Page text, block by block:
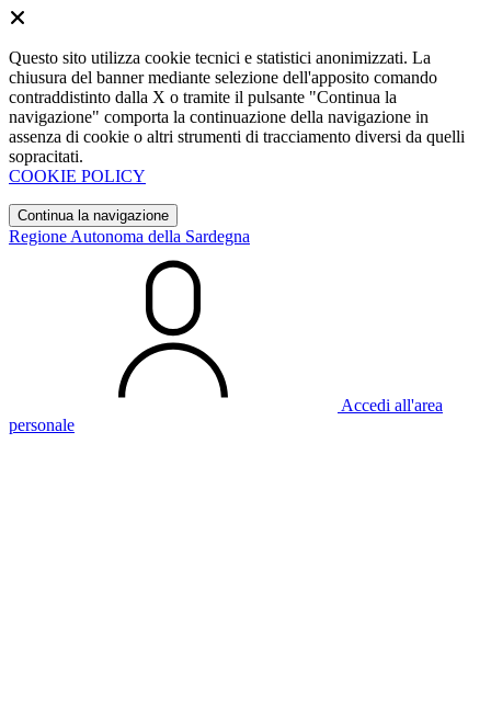
Questo sito utilizza cookie tecnici e statistici anonimizzati. La
chiusura del banner mediante selezione dell'apposito comando
contraddistinto dalla X o tramite il pulsante "Continua la
navigazione" comporta la continuazione della navigazione in
assenza di cookie o altri strumenti di tracciamento diversi da quelli
sopracitati.
COOKIE POLICY
Continua la navigazione
Regione Autonoma della Sardegna
Accedi all'area
personale